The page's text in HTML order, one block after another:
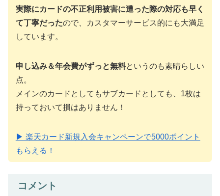
実際にカードの不正利用被害に遭った際の対応も早く
て丁寧だったので、カスタマーサービス的にも大満足
しています。
申し込み＆年会費がずっと無料というのも素晴らしい
点。
メインのカードとしてもサブカードとしても、1枚は
持っておいて損はありません！
▶ 楽天カード新規入会キャンペーンで5000ポイント
もらえる！
コメント